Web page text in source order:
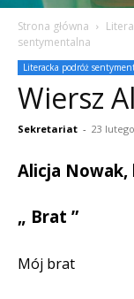
Strona główna
sentymentalna
Literacka podróż
Wiersz
Sekretariat - 23
Alicja Nowak,
„ Brat ”
Mój brat